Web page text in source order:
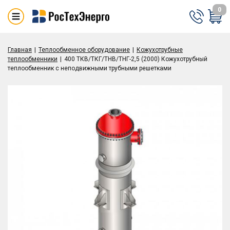
0
Главная Теплообменное оборудование
Кожухотрубные
теплообменники
400 ТКВ/ТКГ/ТНВ/ТНГ-2,5 (2000) Кожухотрубный
теплообменник с неподвижными трубными решетками